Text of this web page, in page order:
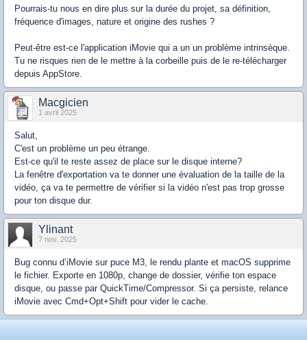
Pourrais-tu nous en dire plus sur la durée du projet, sa définition,
fréquence d'images, nature et origine des rushes ?
Peut-être est-ce l'application iMovie qui a un un problème intrinsèque.
Tu ne risques rien de le mettre à la corbeille puis de le re-télécharger
depuis AppStore.
Macgicien
1 avril 2025
Salut,
C'est un problème un peu étrange.
Est-ce qu'il te reste assez de place sur le disque interne?
La fenêtre d'exportation va te donner une évaluation de la taille de la
vidéo, ça va te permettre de vérifier si la vidéo n'est pas trop grosse
pour ton disque dur.
Ylinant
7 nov. 2025
Bug connu d’iMovie sur puce M3, le rendu plante et macOS supprime
le fichier. Exporte en 1080p, change de dossier, vérifie ton espace
disque, ou passe par QuickTime/Compressor. Si ça persiste, relance
iMovie avec Cmd+Opt+Shift pour vider le cache.